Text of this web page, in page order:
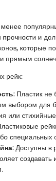
и
которые
прямым
рейк:
: Пластик не
выбором для
или
специальных
: Доступны в